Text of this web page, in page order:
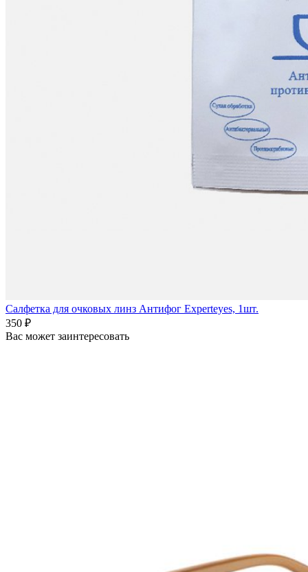
Салфетка для очковых линз Антифог Experteyes, 1шт.
350 ₽
Вас может заинтересовать